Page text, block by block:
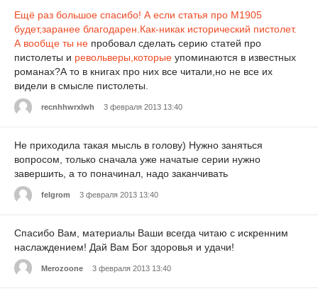
Ещё раз большое спасибо! А если статья про М1905
будет,заранее благодарен.Как-никак исторический пистолет.
А вообще ты не пробовал сделать серию статей про
пистолеты и револьверы,которые упоминаются в известных
романах?А то в книгах про них все читали,но не все их
видели в смысле пистолеты.
recnhhwrxlwh 3 февраля 2013 13:40
Не приходила такая мысль в голову) Нужно заняться
вопросом, только сначала уже начатые серии нужно
завершить, а то поначинал, надо заканчивать
felgrom 3 февраля 2013 13:40
Спасибо Вам, материалы Ваши всегда читаю с искренним
наслаждением! Дай Вам Бог здоровья и удачи!
Merozoone 3 февраля 2013 13:40